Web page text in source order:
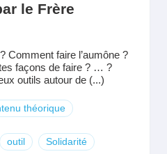
le Frère
Comment faire l’aumône ?
façons de faire ? … ?
outils autour de (...)
théorique
outil Solidarité